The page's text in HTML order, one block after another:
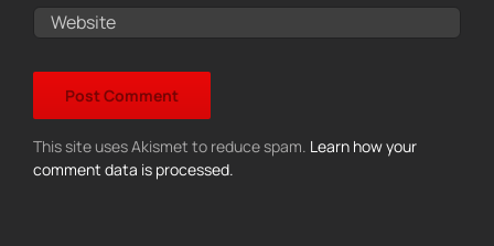
This site uses Akismet to reduce spam. Learn how your
comment data is processed.